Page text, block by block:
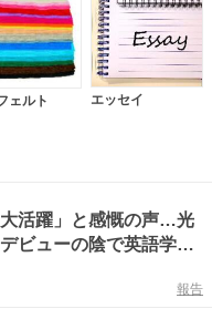
ェルト エッセイ
大活躍」と感慨の声…光
ビューの陰で英語学習
の絆
報告